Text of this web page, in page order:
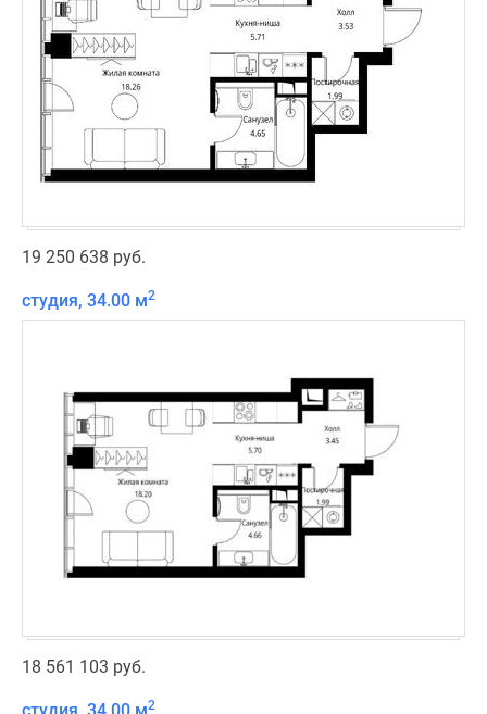
19 250 638 руб.
студия, 34.00 м2
18 561 103 руб.
2